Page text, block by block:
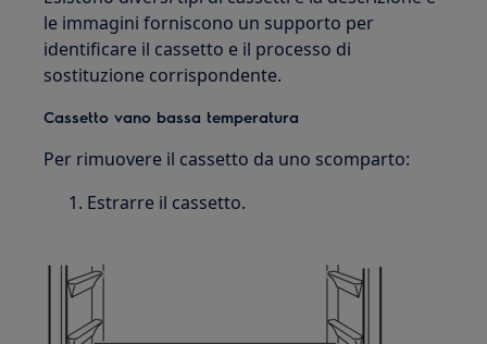
le immagini forniscono un supporto per
identificare il cassetto e il processo di
sostituzione corrispondente.
Cassetto vano bassa temperatura
Per rimuovere il cassetto da uno scomparto:
Estrarre il cassetto.